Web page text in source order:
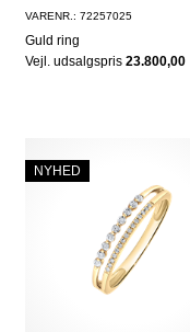
VARENR.: 72257025
Guld ring
Vejl. udsalgspris 23.800,00
NYHED